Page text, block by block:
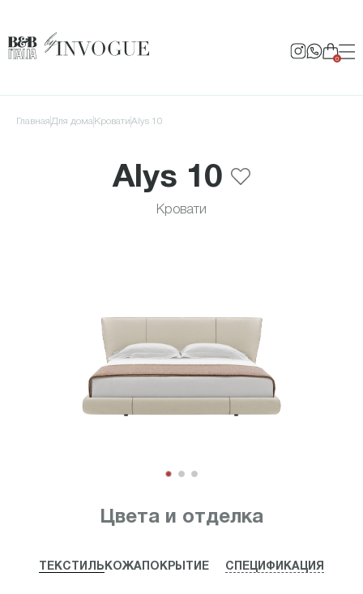
0
Главная для дома Кровати Alys 10
Alys 10
Кровати
Цвета и отделка
ТЕКСТИЛЬ КОЖА ПОКРЫТИЕ СПЕЦИФИКАЦИЯ